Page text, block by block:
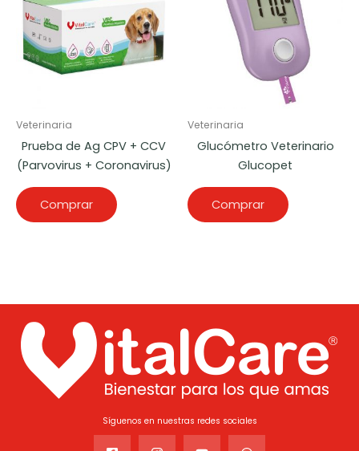
Veterinaria
Prueba de Ag CPV + CCV
(Parvovirus + Coronavirus)
Comprar
Veterinaria
Glucómetro Veterinario
Glucopet
Comprar
Síguenos en nuestras redes sociales